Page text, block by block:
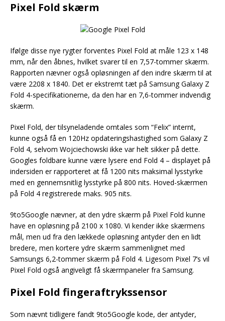
Pixel Fold skærm
Ifølge disse nye rygter forventes Pixel Fold at måle 123 x 148
mm, når den åbnes, hvilket svarer til en 7,57-tommer skærm.
Rapporten nævner også opløsningen af den indre skærm til at
være 2208 x 1840. Det er ekstremt tæt på Samsung Galaxy Z
Fold 4-specifikationerne, da den har en 7,6-tommer indvendig
skærm.
Pixel Fold, der tilsyneladende omtales som “Felix” internt,
kunne også få en 120Hz opdateringshastighed som Galaxy Z
Fold 4, selvom Wojciechowski ikke var helt sikker på dette.
Googles foldbare kunne være lysere end Fold 4 – displayet på
indersiden er rapporteret at få 1200 nits maksimal lysstyrke
med en gennemsnitlig lysstyrke på 800 nits. Hoved-skærmen
på Fold 4 registrerede maks. 905 nits.
9to5Google nævner, at den ydre skærm på Pixel Fold kunne
have en opløsning på 2100 x 1080. Vi kender ikke skærmens
mål, men ud fra den lækkede opløsning antyder den en lidt
bredere, men kortere ydre skærm sammenlignet med
Samsungs 6,2-tommer skærm på Fold 4. Ligesom Pixel 7’s vil
Pixel Fold også angiveligt få skærmpaneler fra Samsung.
Pixel Fold fingeraftrykssensor
Som nævnt tidligere fandt 9to5Google kode, der antyder,